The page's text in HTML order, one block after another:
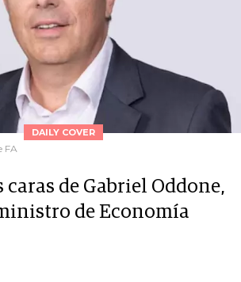
DAILY COVER
FA
de Gabriel Oddone,
de Economía